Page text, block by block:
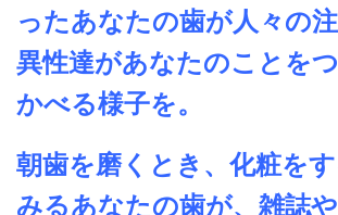
ったあなたの歯が人々の注
異性達があなたのことを
かべる様子を。
朝歯を磨くとき、化粧を
みるあなたの歯が、雑誌